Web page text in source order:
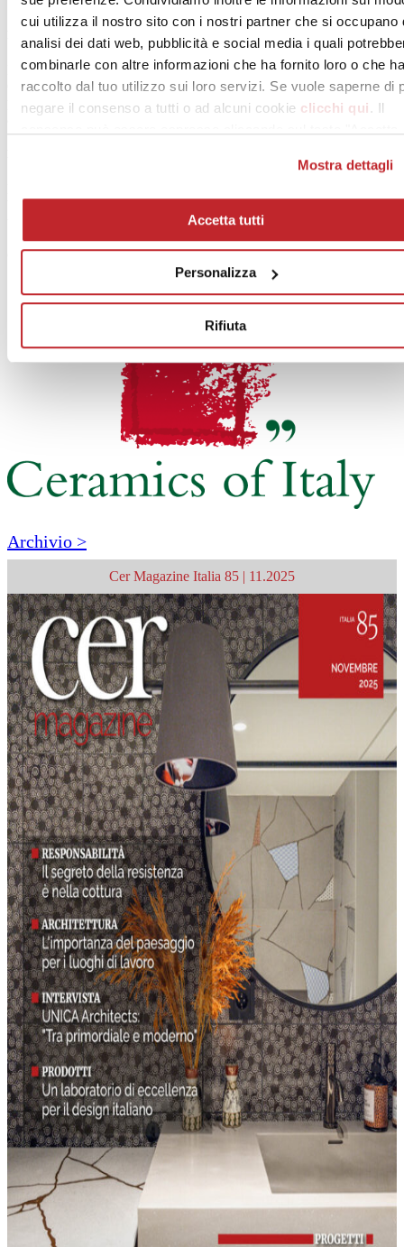
cui utilizza il nostro sito con i nostri partner che si occupano
analisi dei dati web, pubblicità e social media i quali
combinarle con altre informazioni che ha fornito loro o che
raccolto dal tuo utilizzo sui loro servizi. Se vuole saperne di
negare il consenso a tutti o ad alcuni cookie clicchi qui . Il
Mostra dettagli
Accetta tutti
Personalizza
Rifiuta
Edi.Cer. SpA
Cer Magazine Italia:
pubblicazione registrata presso il Tribunale di Modena
al n. 1454 in data 17-12-1998
Viale Monte Santo, 40 – 41049 Sassuolo (Mo)
tel. 0536 804585 – fax 0536 806510
[email protected]– www.ceramica.info
cod. fisc. 00853700367
Archivio >
Cer Magazine Italia 85 | 11.2025